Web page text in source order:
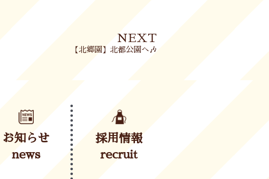
NEXT
【北郷園】北都公園へ🎶
お知らせ
news
採用情報
recruit